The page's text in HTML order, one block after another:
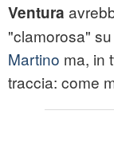
Ventura
"clamorosa" su
Martino ma, in
traccia: come